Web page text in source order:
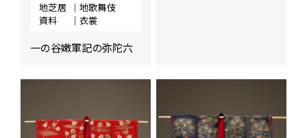
地芝居
｜地歌舞伎
資料
｜衣裳
一の谷嫩軍記の弥陀六